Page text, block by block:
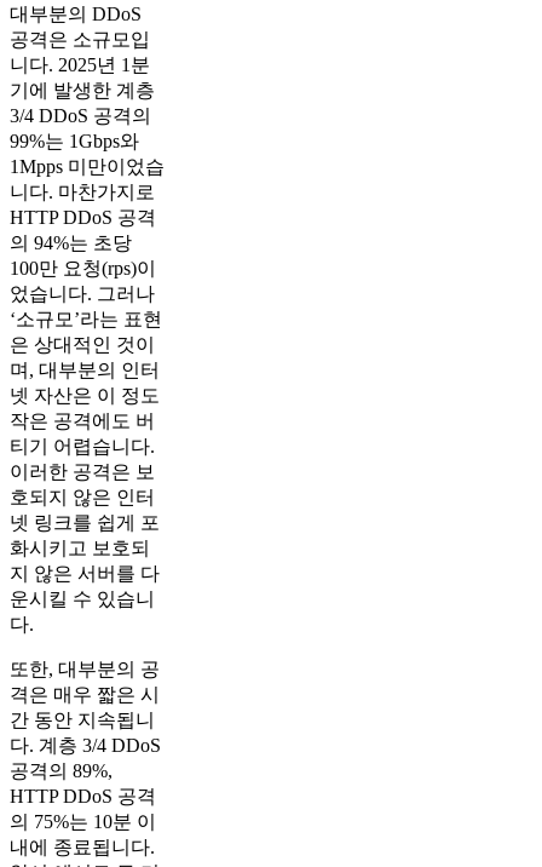
대부분의 DDoS
공격은 소규모입
니다. 2025년 1분
기에 발생한 계층
3/4 DDoS 공격의
99%는 1Gbps와
1Mpps 미만이었습
니다. 마찬가지로
HTTP DDoS 공격
의 94%는 초당
100만 요청(rps)이
었습니다. 그러나
‘소규모’라는 표현
은 상대적인 것이
며, 대부분의 인터
넷 자산은 이 정도
작은 공격에도 버
티기 어렵습니다.
이러한 공격은 보
호되지 않은 인터
넷 링크를 쉽게 포
화시키고 보호되
지 않은 서버를 다
운시킬 수 있습니
다.
또한, 대부분의 공
격은 매우 짧은 시
간 동안 지속됩니
다. 계층 3/4 DDoS
공격의 89%,
HTTP DDoS 공격
의 75%는 10분 이
내에 종료됩니다.